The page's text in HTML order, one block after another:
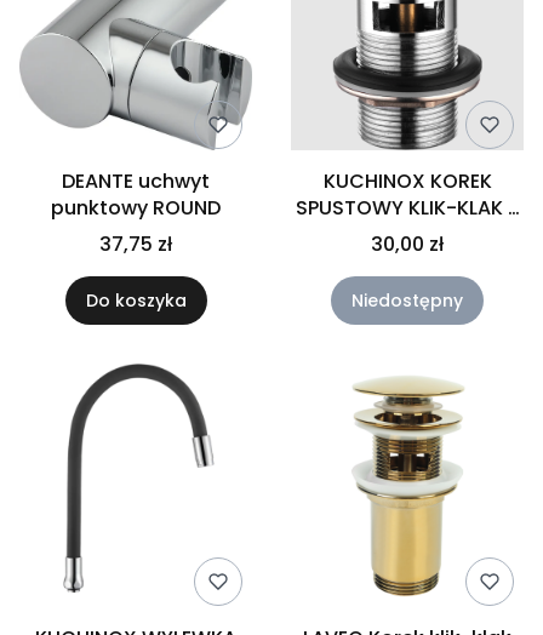
DEANTE uchwyt
punktowy ROUND
37,75 zł
Do koszyka
KUCHINOX KOREK
SPUSTOWY KLIK-KLAK Z
PRZELEWEM
30,00 zł
Niedostępny